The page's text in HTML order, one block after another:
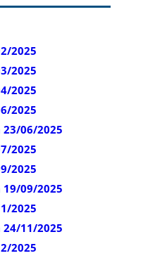
2025
2025
2025
2025
06/2025
2025
2025
09/2025
2025
11/2025
2025